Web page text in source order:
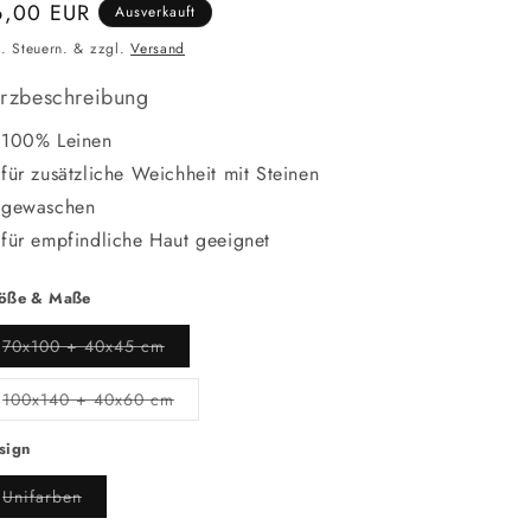
EUR
Ausverkauft
Steuern. & zzgl.Versand
100% Leinen
für zusätzliche Weichheit mit Steinen
gewaschen
für empfindliche Haut geeignet
& Maße
70x100 + 40x45 cmVariante
ausverkauft
oder
nicht
verfügbar
100x140 + 40x60 cmVariante
ausverkauft
UnifarbenVariante
ausverkauft